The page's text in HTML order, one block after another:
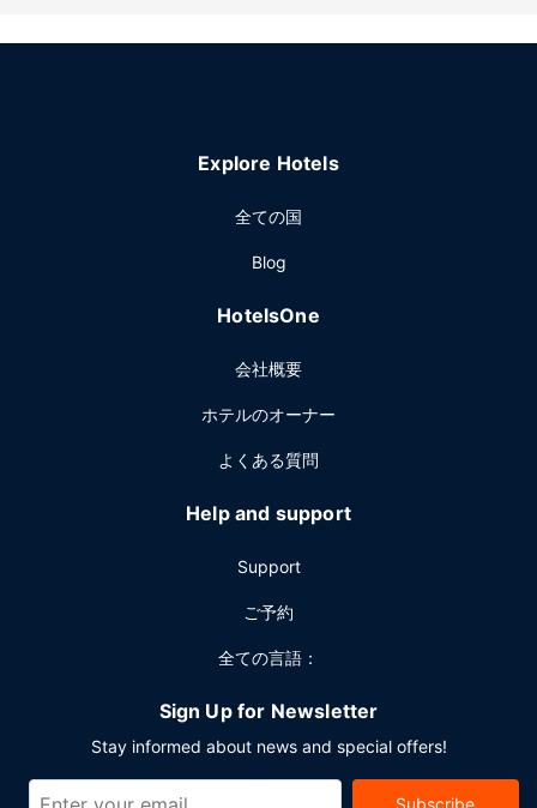
24 時間対応ビジネスセンター、24 時間対応フロントデス
ルフパーキング (有料) が備わっています。
Explore Hotels
全ての国
Blog
HotelsOne
会社概要
ホテルのオーナー
よくある質問
Help and support
Support
ご予約
全ての言語：
Sign Up for Newsletter
Stay informed about news and special offers!
Subscribe